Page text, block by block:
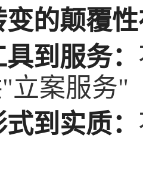
变的颠覆
到服务：
立案服务"
到实质：